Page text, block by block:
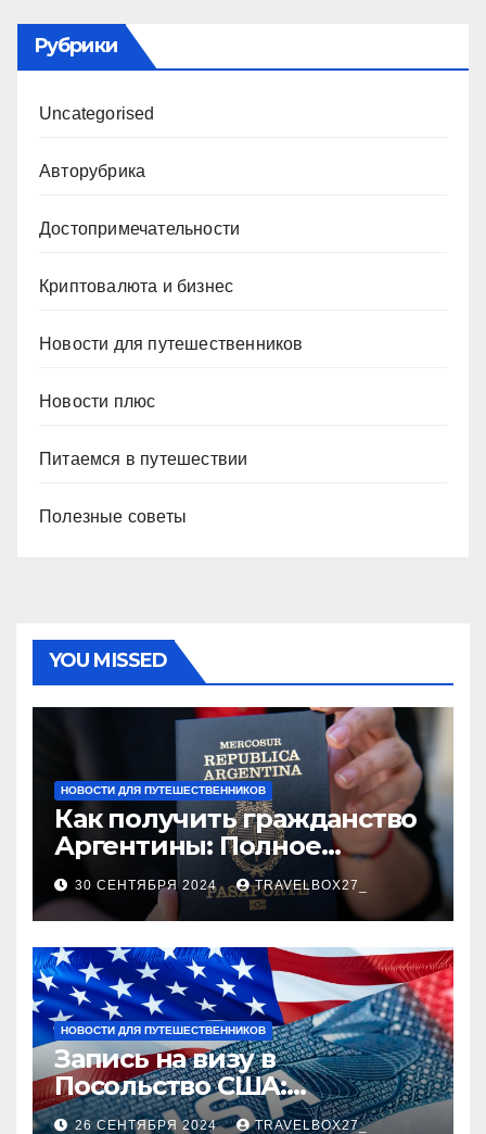
Рубрики
Uncategorised
Авторубрика
Достопримечательности
Криптовалюта и бизнес
Новости для путешественников
Новости плюс
Питаемся в путешествии
Полезные советы
YOU MISSED
НОВОСТИ ДЛЯ ПУТЕШЕСТВЕННИКОВ
Как получить гражданство
Аргентины: Полное
руководство
30 СЕНТЯБРЯ 2024 TRAVELBOX27_
НОВОСТИ ДЛЯ ПУТЕШЕСТВЕННИКОВ
Запись на визу в
Посольство США:
Пошаговое руководство
26 СЕНТЯБРЯ 2024 TRAVELBOX27_